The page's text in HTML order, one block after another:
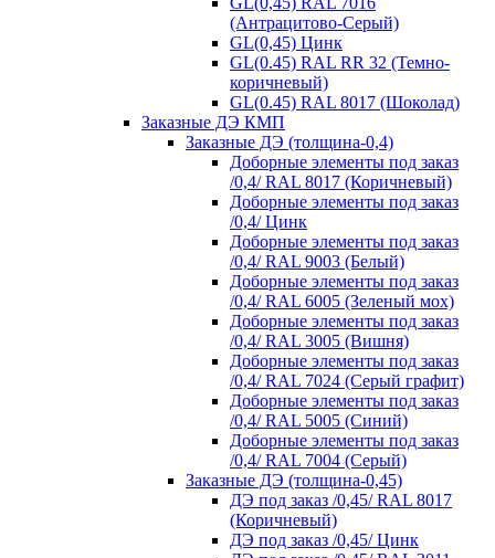
(Антрацитово-Серый)
GL(0,45) Цинк
GL(0.45) RAL RR 32 (Темно-
коричневый)
GL(0.45) RAL 8017 (Шоколад)
Заказные ДЭ КМП
Заказные ДЭ (толщина-0,4)
Доборные элементы под заказ
/0,4/ RAL 8017 (Коричневый)
Доборные элементы под заказ
/0,4/ Цинк
Доборные элементы под заказ
/0,4/ RAL 9003 (Белый)
Доборные элементы под заказ
/0,4/ RAL 6005 (Зеленый мох)
Доборные элементы под заказ
/0,4/ RAL 3005 (Вишня)
Доборные элементы под заказ
/0,4/ RAL 7024 (Серый графит)
Доборные элементы под заказ
/0,4/ RAL 5005 (Синий)
Доборные элементы под заказ
/0,4/ RAL 7004 (Серый)
Заказные ДЭ (толщина-0,45)
ДЭ под заказ /0,45/ RAL 8017
(Коричневый)
ДЭ под заказ /0,45/ Цинк